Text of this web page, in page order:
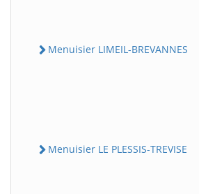
Menuisier LIMEIL-BREVANNES
Menuisier LE PLESSIS-TREVISE